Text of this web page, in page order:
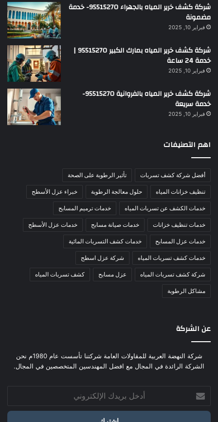
شركة كشف خرير المياه بالجهراء 95515270- خدمة
مضمونة
فبراير 10, 2025
شركة كشف خرير المياه بمارك الكبير 95515270 |
خدمة 24 ساعة
فبراير 10, 2025
شركة كشف خرير المياه بالفروانية 95515270-
خدمة سريعة
فبراير 10, 2025
اهم التصنيفات
أفضل شركة كشف تسربات تأثير الرطوبة على الصحة
تنظيف خزانات المياه حلول معالجة الرطوبة خبراء عزل الأسطح
خدمات الكشف عن تسربات المياه خدمات ترميم المسابح
خدمات تنظيف خزانات خدمات صيانة مسابح خدمات عزل الأسطح
خدمات عزل المسابح خدمات كشف التسربات المائية
خدمات كشف تسربات المياه شركة عزل اسطح
شركة كشف تسربات المياه عزل مسابح كشف تسربات المياه
مشاكل الرطوبة
عن الشركة
شركة النهضة العربية للمقاولات العامة شركتنا تأسست عام 1980م نحن
الشركة الرائدة في المجال مع افضل المهندسين المتخصصين في المجال.
بريدك
الإلكتروني